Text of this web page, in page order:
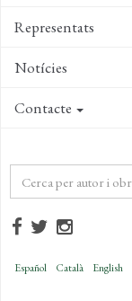
Representats
Notícies
Contacte
Español Català English